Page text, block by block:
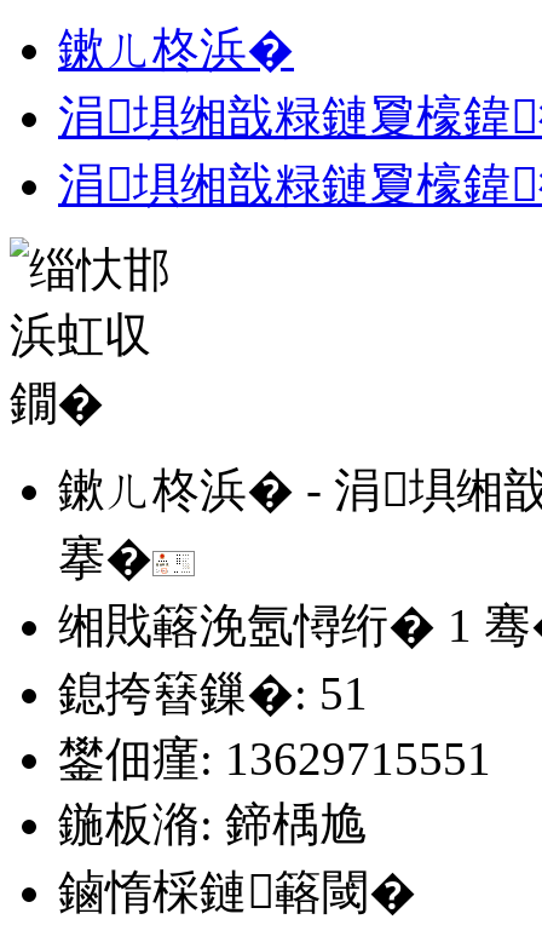
鏉ㄦ柊浜�
涓埧缃戠粶鏈夐檺
涓埧缃戠粶鏈夐檺鍏
鏉ㄦ柊浜� - 涓埧缃
搴�
缃戝簵浼氬憳绗� 1
鎴挎簮鏁�: 51
鐢佃瘽: 13629715551
鍦板潃: 鍗楀尯
鏀惰棌鏈簵閾�